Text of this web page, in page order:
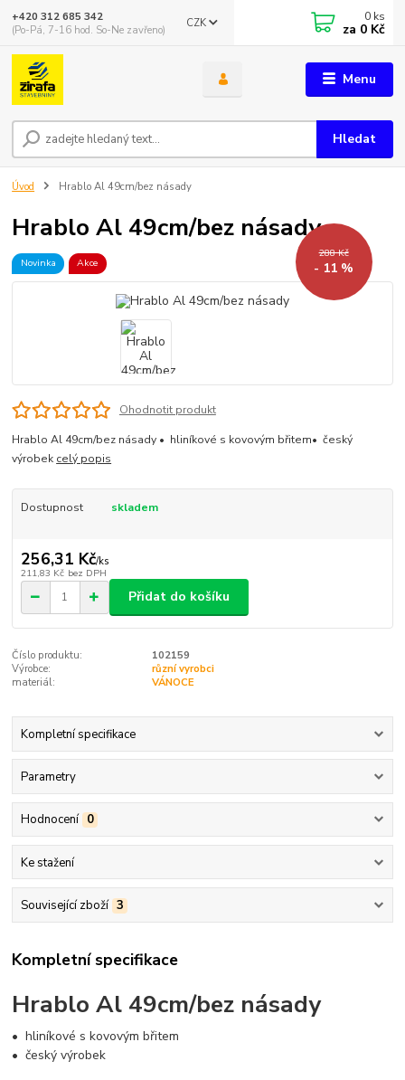
Menu
CZK
Hledat
+420 312 685 342
(Po-Pá, 7-16 hod. So-Ne zavřeno)
0 ks
za 0 Kč
Úvod Hrablo Al 49cm/bez násady
Hrablo Al 49cm/bez násady
Novinka Akce
288 Kč
- 11 %
Ohodnotit produkt
Hrablo Al 49cm/bez násady • hliníkové s kovovým břitem• český
výrobek celý popis
Dostupnost skladem
256,31 Kč/ks
211,83 Kč bez DPH
Přidat do košíku
Číslo produktu:
102159
Výrobce:
různí vyrobci
materiál:
VÁNOCE
Kompletní specifikace
Parametry
Hodnocení 0
Ke stažení
Související zboží 3
Kompletní specifikace
Hrablo Al 49cm/bez násady
• hliníkové s kovovým břitem
• český výrobek